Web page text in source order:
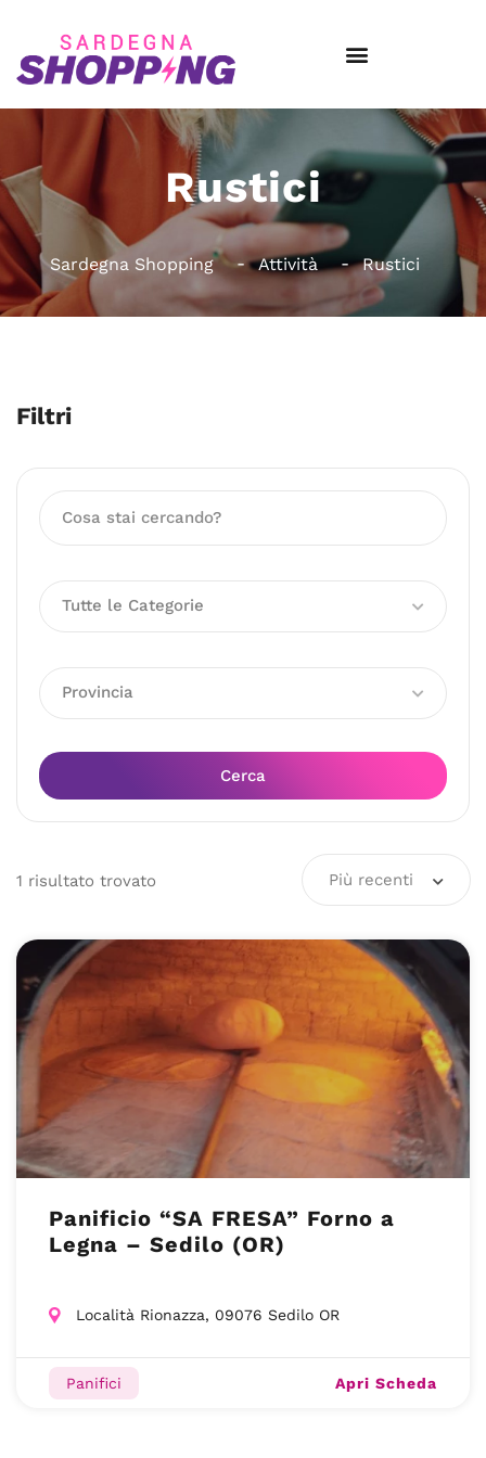
Rustici
Sardegna Shopping Attività Rustici
Filtri
Tutte le Categorie
Provincia
Cerca
1 risultato trovato Più recenti
Panificio “SA FRESA” Forno a
Legna – Sedilo (OR)
Località Rionazza, 09076 Sedilo OR
Panifici Apri Scheda